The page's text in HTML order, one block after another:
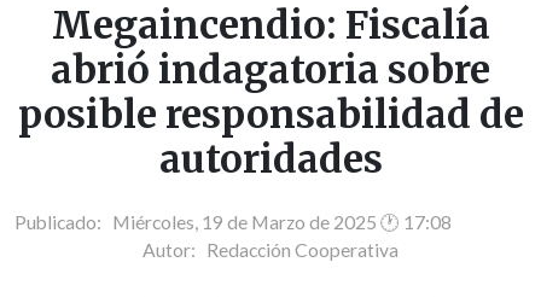
Megaincendio: Fiscalía
abrió indagatoria sobre
posible responsabilidad de
autoridades
Publicado: Miércoles, 19 de Marzo de 2025 🕐 17:08
Autor: Redacción Cooperativa